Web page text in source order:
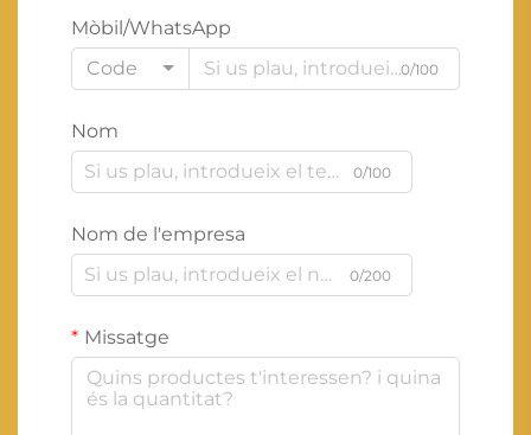
Mòbil/WhatsApp
Code
0/100
Nom
0/100
Nom de l'empresa
0/200
Missatge